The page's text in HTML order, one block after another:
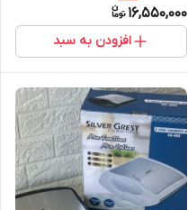
16,550,000
افزودن به سبد